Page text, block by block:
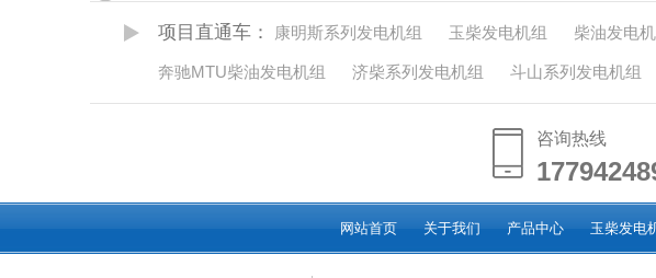
项目直通车： 康明斯系列发电机组 玉柴发电机组 柴油发电
奔驰MTU柴油发电机组 济柴系列发电机组 斗山系列发电机组
咨询热线
网站首页 关于我们 产品中心 玉柴发电